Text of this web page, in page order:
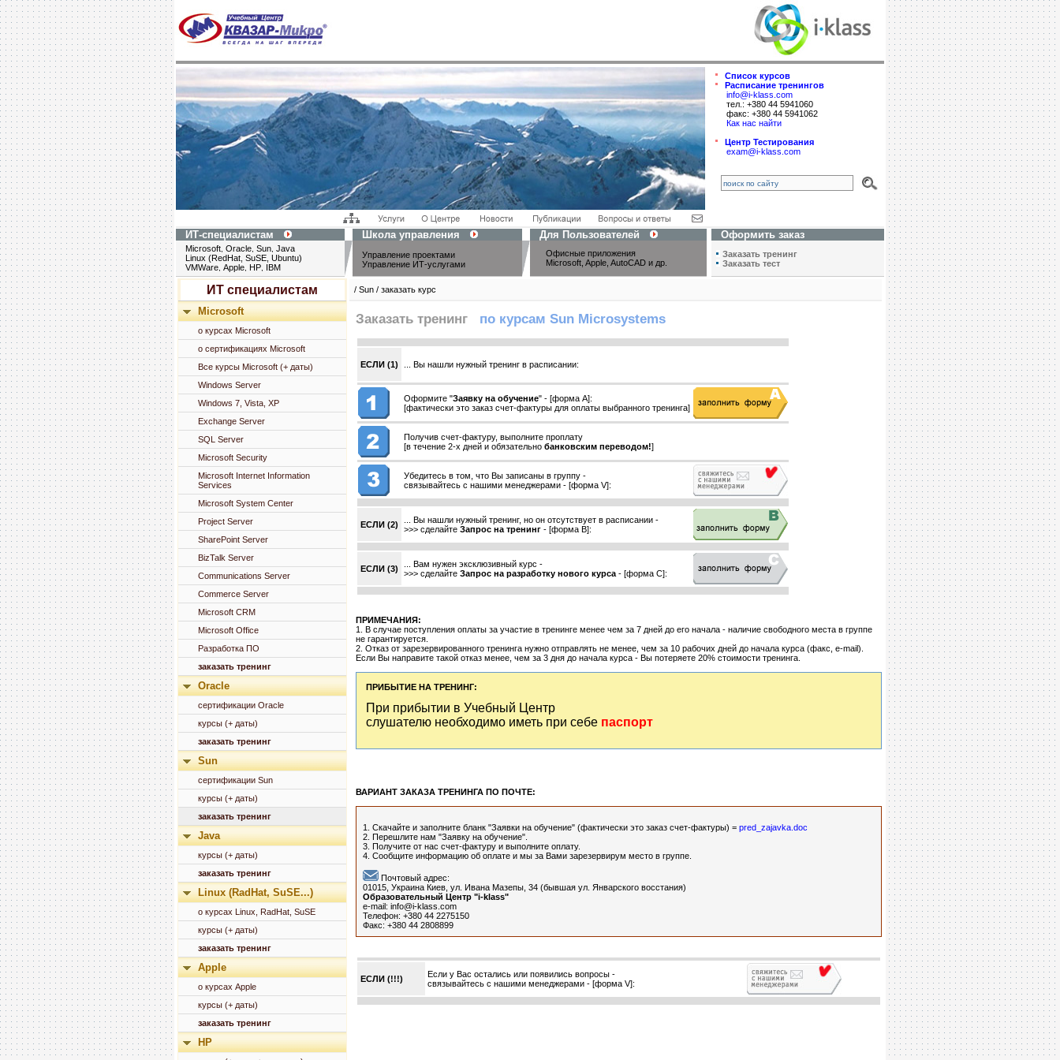
Список курсов
Расписание тренингов
info@i-klass.com
тел.: +380 44 5941060
факс: +380 44 5941062
Как нас найти
Центр Тестирования
exam@i-klass.com
ИТ-специалистам Школа управления Для Пользователей Оформить заказ
Microsoft Oracle Sun Java
Linux (RedHat, SuSE, Ubuntu)
VMWare Apple HP IBM
Управление проектами
Управление ИТ-услугами
Офисные приложения
Microsoft, Apple, AutoCAD и др.
Заказать тренинг
Заказать тест
ИТ специалистам
Microsoft
о курсах Microsoft
о сертификациях Microsoft
Все курсы Microsoft (+ даты)
Windows Server
Windows 7, Vista, XP
Exchange Server
SQL Server
Microsoft Security
Microsoft Internet Information
Services
Microsoft System Center
Project Server
SharePoint Server
BizTalk Server
Communications Server
Commerce Server
Microsoft CRM
Microsoft Office
Разработка ПО
заказать тренинг
Oracle
сертификации Oracle
курсы (+ даты)
заказать тренинг
Sun
сертификации Sun
курсы (+ даты)
заказать тренинг
Java
курсы (+ даты)
заказать тренинг
Linux (RadHat, SuSE...)
о курсах Linux, RadHat, SuSE
курсы (+ даты)
заказать тренинг
Apple
о курсах Apple
курсы (+ даты)
заказать тренинг
HP
/ Sun / заказать курс
Заказать тренинг по курсам Sun Microsystems
ЕСЛИ (1) ... Вы нашли нужный тренинг в расписании:
Оформите "Заявку на обучение" - [форма А]:
[фактически это заказ счет-фактуры для оплаты выбранного тренинга]
Получив счет-фактуру, выполните проплату
[в течение 2-х дней и обязательно банковским переводом!]
Убедитесь в том, что Вы записаны в группу -
связывайтесь с нашими менеджерами - [форма V]:
ЕСЛИ (2)
... Вы нашли нужный тренинг, но он отсутствует в расписании -
>>> сделайте Запрос на тренинг - [форма B]:
ЕСЛИ (3)
... Вам нужен эксклюзивный курс -
>>> сделайте Запрос на разработку нового курса - [форма C]:
ПРИМЕЧАНИЯ:
1. В случае поступления оплаты за участие в тренинге менее чем за 7 дней до его начала - наличие свободного места в группе
не гарантируется.
2. Отказ от зарезервированного тренинга нужно отправлять не менее, чем за 10 рабочих дней до начала курса (факс, e-mail).
Если Вы направите такой отказ менее, чем за 3 дня до начала курса - Вы потеряете 20% стоимости тренинга.
ПРИБЫТИЕ НА ТРЕНИНГ:
При прибытии в Учебный Центр
слушателю необходимо иметь при себе паспорт
ВАРИАНТ ЗАКАЗА ТРЕНИНГА ПО ПОЧТЕ:
1. Скачайте и заполните бланк "Заявки на обучение" (фактически это заказ счет-фактуры) = pred_zajavka.doc
2. Перешлите нам "Заявку на обучение".
3. Получите от нас счет-фактуру и выполните оплату.
4. Сообщите информацию об оплате и мы за Вами зарезервирум место в группе.
Почтовый адрес:
01015, Украина Киев, ул. Ивана Мазепы, 34 (бывшая ул. Январского восстания)
Образовательный Центр "i-klass"
e-mail: info@i-klass.com
Телефон: +380 44 2275150
Факс: +380 44 2808899
ЕСЛИ (!!!)
Если у Вас остались или появились вопросы -
связывайтесь с нашими менеджерами - [форма V]: